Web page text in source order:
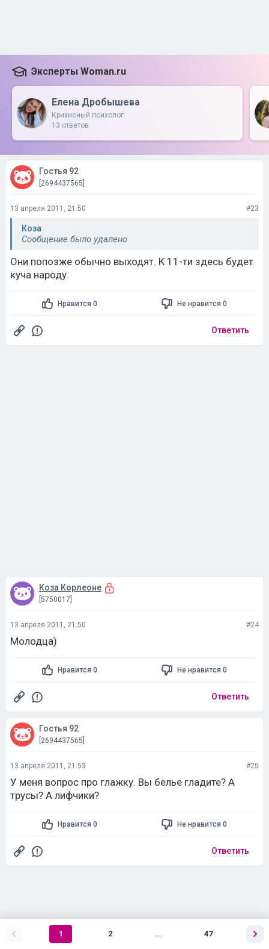
Эксперты Woman.ru
Елена Дробышева
Кризисный психолог
13 ответов
Гостья 92
[2694437565]
13 апреля 2011, 21:50 #23
Коза
Сообщение было удалено
Они попозже обычно выходят. К 11-ти здесь будет
куча народу.
Нравится 0 Не нравится 0
Ответить
Коза Корлеоне
[5750017]
13 апреля 2011, 21:50 #24
Молодца)
Нравится 0 Не нравится 0
Ответить
Гостья 92
[2694437565]
13 апреля 2011, 21:53 #25
У меня вопрос про глажку. Вы белье гладите? А
трусы? А лифчики?
Нравится 0 Не нравится 0
Ответить
1 2 ... 47